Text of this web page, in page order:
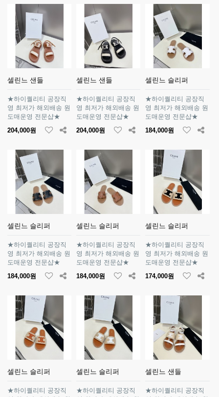
셀린느 샌들
★하이퀄리티 공장직
영 최저가 해외배송 원
도매운영 전문샵★
204,000원
셀린느 샌들
★하이퀄리티 공장직
영 최저가 해외배송 원
도매운영 전문샵★
204,000원
셀린느 슬리퍼
★하이퀄리티 공장직
영 최저가 해외배송 원
도매운영 전문샵★
184,000원
셀린느 슬리퍼
★하이퀄리티 공장직
영 최저가 해외배송 원
도매운영 전문샵★
184,000원
셀린느 슬리퍼
★하이퀄리티 공장직
영 최저가 해외배송 원
도매운영 전문샵★
184,000원
셀린느 슬리퍼
★하이퀄리티 공장직
영 최저가 해외배송 원
도매운영 전문샵★
174,000원
셀린느 슬리퍼
★하이퀄리티 공장직
셀린느 슬리퍼
★하이퀄리티 공장직
셀린느 샌들
★하이퀄리티 공장직